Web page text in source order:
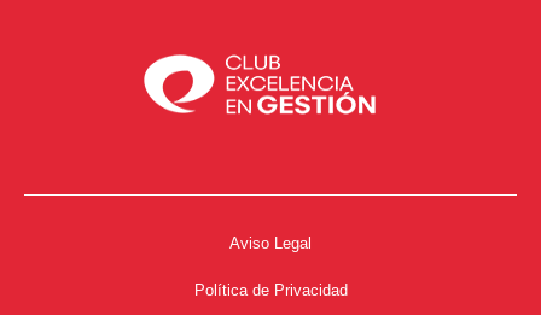
Aviso Legal
Política de Privacidad